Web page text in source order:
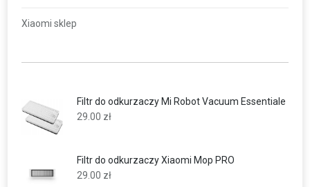
Xiaomi sklep
Filtr do odkurzaczy Mi Robot Vacuum Essentiale
29.00 zł
Filtr do odkurzaczy Xiaomi Mop PRO
29.00 zł